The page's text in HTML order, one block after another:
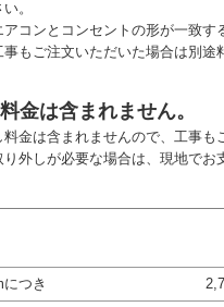
。
アコンとコンセントの形が一致す
もご注文いただいた場合は別途
金は含まれません。
料金は含まれませんので、工事も
り外しが必要な場合は、現地でお
つき